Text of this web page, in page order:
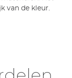
van de kleur.